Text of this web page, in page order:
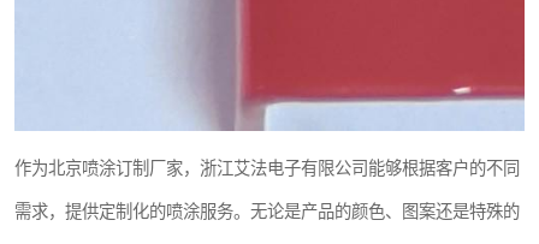
作为北京喷涂订制厂家，浙江艾法电子有限公司能够根据客户的不同
需求，提供定制化的喷涂服务。无论是产品的颜色、图案还是特殊的